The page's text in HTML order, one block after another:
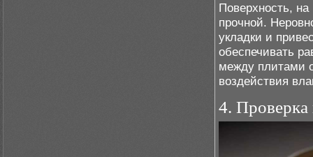
Поверхность,
прочной.
укладки и
обеспечивать
между плитами
воздействия
4. Проверка